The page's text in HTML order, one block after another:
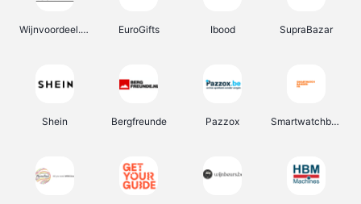
Wijnvoordeel.be EuroGifts Ibood SupraBazar
Shein Bergfreunde Pazzox Smartwatchbanden